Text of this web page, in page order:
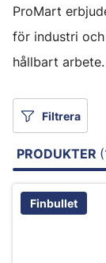
ProMart
för industri
hållbart arbete.
Filtrera
PRODUKTER
Finbullet